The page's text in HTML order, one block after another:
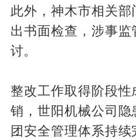
此外，神木市相关
出书面检查，涉事
讨。
整改工作取得阶段
销，世阳机械公司
团安全管理体系持